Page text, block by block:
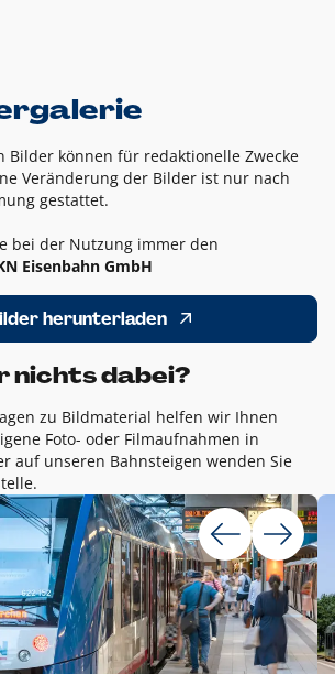
Bilder können für redaktionelle Zwecke
Veränderung der Bilder ist nur nach
gestattet.
bei der Nutzung immer den
Eisenbahn GmbH
herunterladen
nichts dabei?
zu Bildmaterial helfen wir Ihnen
Foto- oder Filmaufnahmen in
auf unseren Bahnsteigen wenden Sie